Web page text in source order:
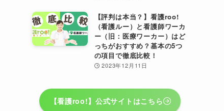
【評判は本当？】看護roo!
（看護ルー）と看護師ワーカ
ー（旧：医療ワーカー）はど
っちがおすすめ？基本の5つ
の項目で徹底比較！
2023年12月11日
【看護roo!】公式サイトはこちら